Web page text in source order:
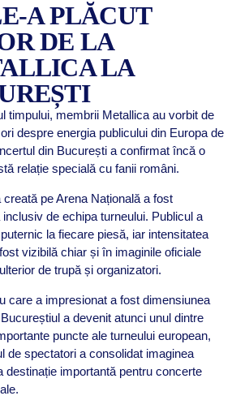
A PLĂCUT
DE LA
LA
timpului, membrii Metallica au vorbit de
despre energia publicului din Europa de
din București a confirmat încă o
relație specială cu fanii români.
pe Arena Națională a fost
de echipa turneului. Publicul a
la fiecare piesă, iar intensitatea
vizibilă chiar și în imaginile oficiale
de trupă și organizatori.
care a impresionat a fost dimensiunea
a devenit atunci unul dintre
puncte ale turneului european,
de spectatori a consolidat imaginea
destinație importantă pentru concerte